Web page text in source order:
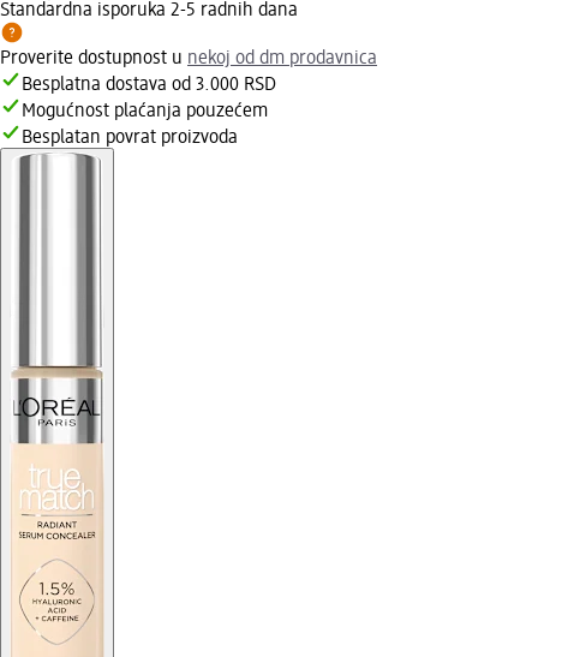
Standardna isporuka 2-5 radnih dana
Proverite dostupnost u nekoj od dm prodavnica
Besplatna dostava od 3.000 RSD
Mogućnost plaćanja pouzećem
Besplatan povrat proizvoda